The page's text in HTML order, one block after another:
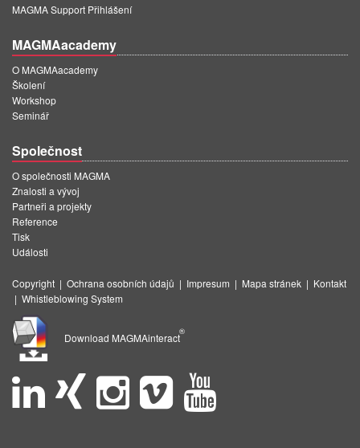
MAGMA Korea
EN
KO
MAGMA Support Přihlášení
MAGMAacademy
O MAGMAacademy
Školení
Workshop
Seminář
Společnost
O společnosti MAGMA
Znalosti a vývoj
Partneři a projekty
Reference
Tisk
Události
Copyright | Ochrana osobních údajů | Impresum | Mapa stránek | Kontakt
| Whistleblowing System
Download MAGMAinteract
®